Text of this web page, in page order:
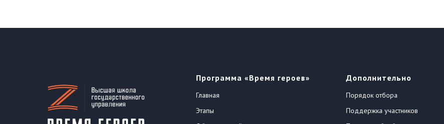
Программа «Время героев»
Главная
Этапы
Дополнительно
Порядок отбора
Поддержка участников